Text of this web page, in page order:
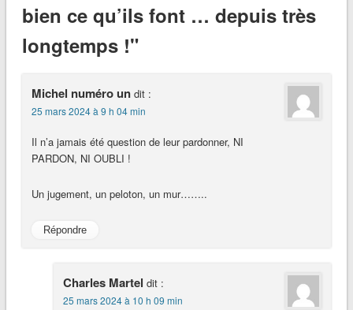
bien ce qu’ils font … depuis très
longtemps !"
Michel numéro un dit :
25 mars 2024 à 9 h 04 min
Il n’a jamais été question de leur pardonner, NI
PARDON, NI OUBLI !
Un jugement, un peloton, un mur……..
Répondre
Charles Martel dit :
25 mars 2024 à 10 h 09 min